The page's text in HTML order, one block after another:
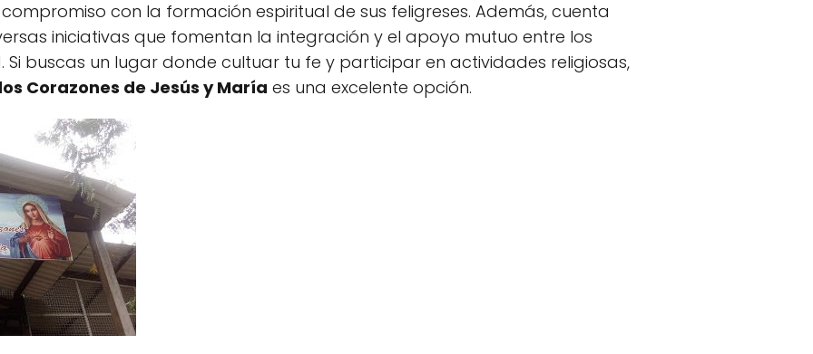
con la formación espiritual de sus feligreses. Además, cuenta
iniciativas que fomentan la integración y el apoyo mutuo entre los
buscas un lugar donde cultuar tu fe y participar en actividades religiosas,
Corazones de Jesús y María es una excelente opción.